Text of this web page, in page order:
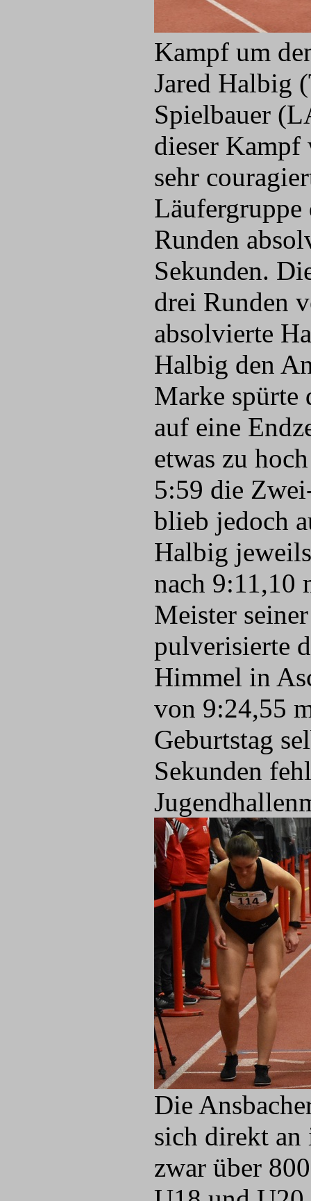
Kampf um
Jared Halbig
Spielbauer
dieser Kampf
sehr
Runden
Sekunden.
drei Runden
absolvierte
Halbig den
Marke spürte
auf eine
etwas zu
5:59 die
blieb jedoch
Halbig
nach 9:11,10
Meister
pulverisierte
Himmel in
von 9:24,55
Geburtstag
Sekunden
Die
sich direkt
zwar über